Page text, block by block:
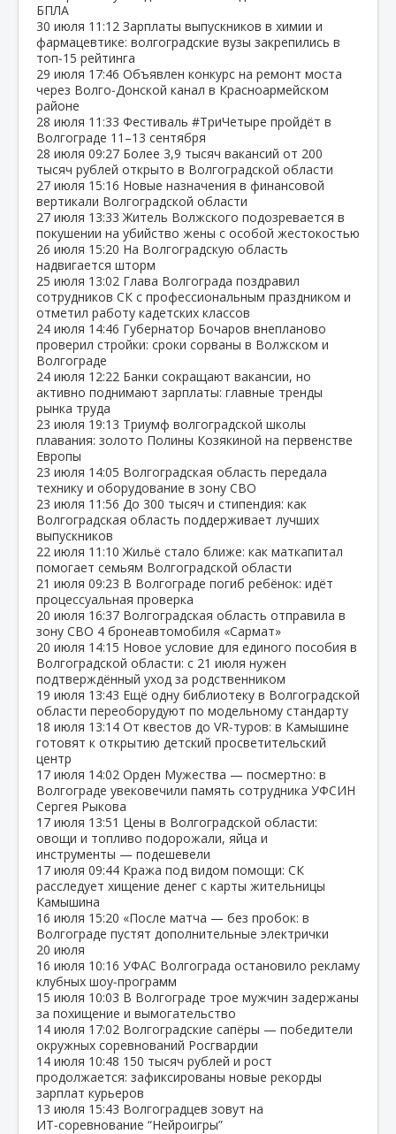
БПЛА
30 июля 11:12 Зарплаты выпускников в химии и
фармацевтике: волгоградские вузы закрепились в
топ‑15 рейтинга
29 июля 17:46 Объявлен конкурс на ремонт моста
через Волго‑Донской канал в Красноармейском
районе
28 июля 11:33 Фестиваль #ТриЧетыре пройдёт в
Волгограде 11–13 сентября
28 июля 09:27 Более 3,9 тысяч вакансий от 200
тысяч рублей открыто в Волгоградской области
27 июля 15:16 Новые назначения в финансовой
вертикали Волгоградской области
27 июля 13:33 Житель Волжского подозревается в
покушении на убийство жены с особой жестокостью
26 июля 15:20 На Волгоградскую область
надвигается шторм
25 июля 13:02 Глава Волгограда поздравил
сотрудников СК с профессиональным праздником и
отметил работу кадетских классов
24 июля 14:46 Губернатор Бочаров внепланово
проверил стройки: сроки сорваны в Волжском и
Волгограде
24 июля 12:22 Банки сокращают вакансии, но
активно поднимают зарплаты: главные тренды
рынка труда
23 июля 19:13 Триумф волгоградской школы
плавания: золото Полины Козякиной на первенстве
Европы
23 июля 14:05 Волгоградская область передала
технику и оборудование в зону СВО
23 июля 11:56 До 300 тысяч и стипендия: как
Волгоградская область поддерживает лучших
выпускников
22 июля 11:10 Жильё стало ближе: как маткапитал
помогает семьям Волгоградской области
21 июля 09:23 В Волгограде погиб ребёнок: идёт
процессуальная проверка
20 июля 16:37 Волгоградская область отправила в
зону СВО 4 бронеавтомобиля «Сармат»
20 июля 14:15 Новое условие для единого пособия в
Волгоградской области: с 21 июля нужен
подтверждённый уход за родственником
19 июля 13:43 Ещё одну библиотеку в Волгоградской
области переоборудуют по модельному стандарту
18 июля 13:14 От квестов до VR‑туров: в Камышине
готовят к открытию детский просветительский
центр
17 июля 14:02 Орден Мужества — посмертно: в
Волгограде увековечили память сотрудника УФСИН
Сергея Рыкова
17 июля 13:51 Цены в Волгоградской области:
овощи и топливо подорожали, яйца и
инструменты — подешевели
17 июля 09:44 Кража под видом помощи: СК
расследует хищение денег с карты жительницы
Камышина
16 июля 15:20 «После матча — без пробок: в
Волгограде пустят дополнительные электрички
20 июля
16 июля 10:16 УФАС Волгограда остановило рекламу
клубных шоу‑программ
15 июля 10:03 В Волгограде трое мужчин задержаны
за похищение и вымогательство
14 июля 17:02 Волгоградские сапёры — победители
окружных соревнований Росгвардии
14 июля 10:48 150 тысяч рублей и рост
продолжается: зафиксированы новые рекорды
зарплат курьеров
13 июля 15:43 Волгоградцев зовут на
ИТ‑соревнование “Нейроигры”